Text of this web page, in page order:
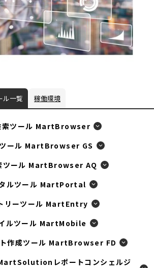
く
ル一覧 稼働環境
索ツール MartBrowser
ール MartBrowser GS
ツール MartBrowser AQ
ルツール MartPortal
リーツール MartEntry
ルツール MartMobile
作成ツール MartBrowser FD
レポートコンシェルジ